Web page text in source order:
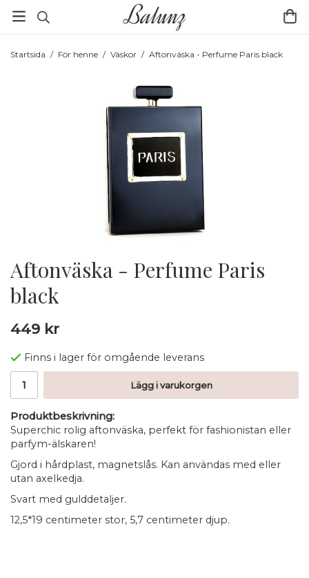
Startsida / För henne / Väskor / Aftonväska - Perfume Paris black
Aftonväska - Perfume Paris
black
449 kr
Finns i lager för omgående leverans
Lägg i varukorgen
Produktbeskrivning:
Superchic rolig aftonväska, perfekt för fashionistan eller
parfym-älskaren!
Gjord i hårdplast, magnetslås. Kan användas med eller
utan axelkedja.
Svart med gulddetaljer.
12,5*19 centimeter stor, 5,7 centimeter djup.